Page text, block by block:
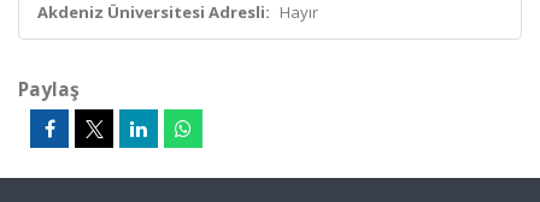
Akdeniz Üniversitesi Adresli: Hayır
Paylaş